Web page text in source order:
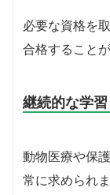
必要な資格を
合格すること
継続的な学習
動物医療や保
常に求められ